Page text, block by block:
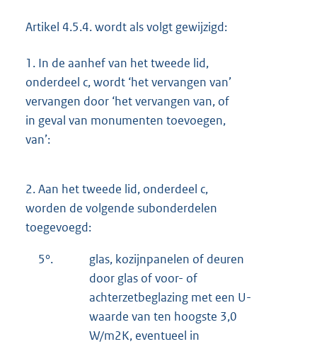
Artikel 4.5.4. wordt als volgt gewijzigd:
1. In de aanhef van het tweede lid,
onderdeel c, wordt ‘het vervangen van’
vervangen door ‘het vervangen van, of
in geval van monumenten toevoegen,
van’:
2.Aan het tweede lid, onderdeel c,
worden de volgende subonderdelen
toegevoegd:
5°.
glas, kozijnpanelen of deuren
door glas of voor- of
achterzetbeglazing met een U-
waarde van ten hoogste 3,0
W/m2K, eventueel in